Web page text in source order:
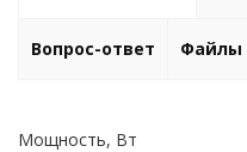
Вопрос-ответ Файлы
Мощность, Вт